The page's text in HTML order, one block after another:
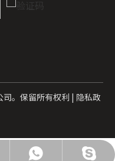
。保留所有权利 | 隐私政